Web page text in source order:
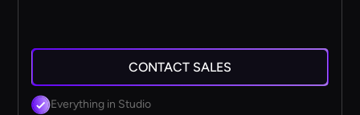
CONTACT SALES
Everything in Studio